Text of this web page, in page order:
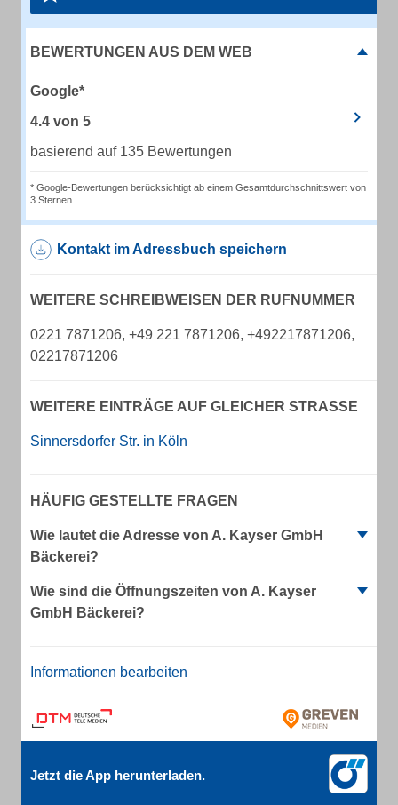
BEWERTUNGEN AUS DEM WEB
Google*
4.4 von 5
basierend auf 135 Bewertungen
* Google-Bewertungen berücksichtigt ab einem Gesamtdurchschnittswert von
3 Sternen
Kontakt im Adressbuch speichern
WEITERE SCHREIBWEISEN DER RUFNUMMER
0221 7871206, +49 221 7871206, +492217871206,
02217871206
WEITERE EINTRÄGE AUF GLEICHER STRASSE
Sinnersdorfer Str. in Köln
HÄUFIG GESTELLTE FRAGEN
Wie lautet die Adresse von A. Kayser GmbH
Bäckerei?
Wie sind die Öffnungszeiten von A. Kayser
GmbH Bäckerei?
Informationen bearbeiten
Jetzt die App herunterladen.